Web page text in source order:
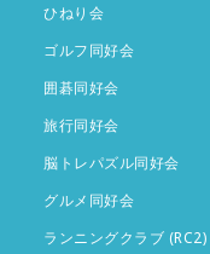
ひねり会
ゴルフ同好会
囲碁同好会
旅行同好会
脳トレパズル同好会
グルメ同好会
ランニングクラブ (RC2)